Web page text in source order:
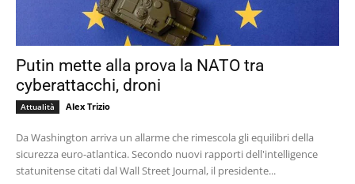
Putin mette alla prova la NATO tra
cyberattacchi, droni
Attualità Alex Trizio
Da Washington arriva un allarme che rimescola gli equilibri della
sicurezza euro-atlantica. Secondo nuovi rapporti dell'intelligence
statunitense citati dal Wall Street Journal, il presidente...